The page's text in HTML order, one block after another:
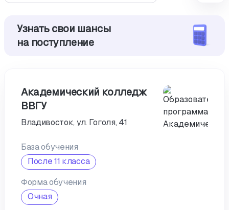
Узнать свои шансы
на поступление
Академический колледж
ВВГУ
Владивосток, ул. Гоголя, 41
База обучения
После 11 класса
Форма обучения
Очная